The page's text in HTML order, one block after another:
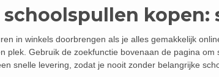
kopen:
in winkels doorbrengen als je alles gemakkelijk
plek. Gebruik de zoekfunctie bovenaan de pagina
snelle levering, zodat je nooit zonder belangrijke